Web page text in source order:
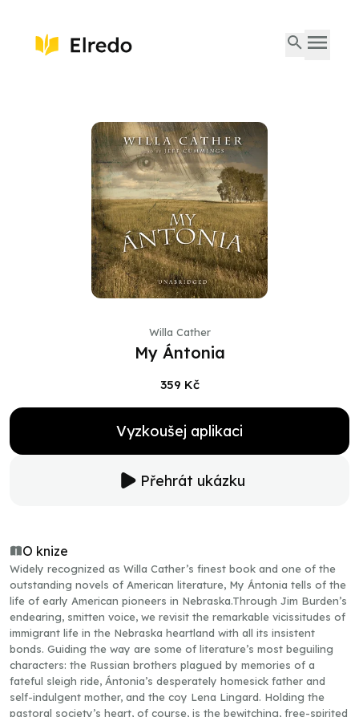
Willa Cather
My Ántonia
359 Kč
Vyzkoušej aplikaci
Přehrát ukázku
O knize
Widely recognized as Willa Cather’s finest book and one of the
outstanding novels of American literature, My Ántonia tells of the
life of early American pioneers in Nebraska.Through Jim Burden’s
endearing, smitten voice, we revisit the remarkable vicissitudes of
immigrant life in the Nebraska heartland with all its insistent
bonds. Guiding the way are some of literature’s most beguiling
characters: the Russian brothers plagued by memories of a
fateful sleigh ride, Ántonia’s desperately homesick father and
self-indulgent mother, and the coy Lena Lingard. Holding the
pastoral society’s heart, of course, is the bewitching, free-spirited